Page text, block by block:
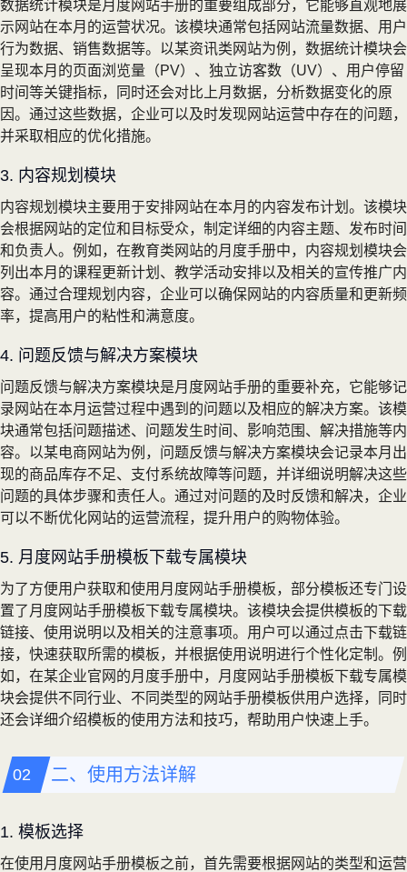
数据统计模块是月度网站手册的重要组成部分，它能够直观地展
示网站在本月的运营状况。该模块通常包括网站流量数据、用户
行为数据、销售数据等。以某资讯类网站为例，数据统计模块会
呈现本月的页面浏览量（PV）、独立访客数（UV）、用户停留
时间等关键指标，同时还会对比上月数据，分析数据变化的原
因。通过这些数据，企业可以及时发现网站运营中存在的问题，
并采取相应的优化措施。
3. 内容规划模块
内容规划模块主要用于安排网站在本月的内容发布计划。该模块
会根据网站的定位和目标受众，制定详细的内容主题、发布时间
和负责人。例如，在教育类网站的月度手册中，内容规划模块会
列出本月的课程更新计划、教学活动安排以及相关的宣传推广内
容。通过合理规划内容，企业可以确保网站的内容质量和更新频
率，提高用户的粘性和满意度。
4. 问题反馈与解决方案模块
问题反馈与解决方案模块是月度网站手册的重要补充，它能够记
录网站在本月运营过程中遇到的问题以及相应的解决方案。该模
块通常包括问题描述、问题发生时间、影响范围、解决措施等内
容。以某电商网站为例，问题反馈与解决方案模块会记录本月出
现的商品库存不足、支付系统故障等问题，并详细说明解决这些
问题的具体步骤和责任人。通过对问题的及时反馈和解决，企业
可以不断优化网站的运营流程，提升用户的购物体验。
5. 月度网站手册模板下载专属模块
为了方便用户获取和使用月度网站手册模板，部分模板还专门设
置了月度网站手册模板下载专属模块。该模块会提供模板的下载
链接、使用说明以及相关的注意事项。用户可以通过点击下载链
接，快速获取所需的模板，并根据使用说明进行个性化定制。例
如，在某企业官网的月度手册中，月度网站手册模板下载专属模
块会提供不同行业、不同类型的网站手册模板供用户选择，同时
还会详细介绍模板的使用方法和技巧，帮助用户快速上手。
二、使用方法详解
1. 模板选择
在使用月度网站手册模板之前，首先需要根据网站的类型和运营